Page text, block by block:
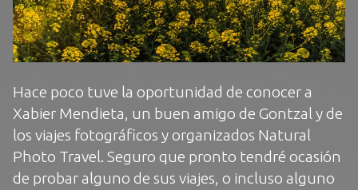
Hace poco tuve la oportunidad de conocer a
Xabier Mendieta, un buen amigo de Gontzal y de
los viajes fotográficos y organizados Natural
Photo Travel. Seguro que pronto tendré ocasión
de probar alguno de sus viajes, o incluso alguno